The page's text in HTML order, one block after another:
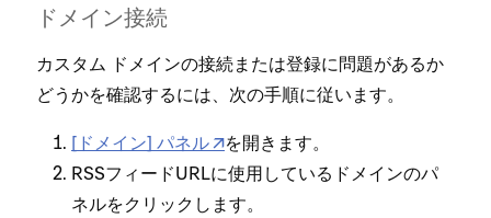
ドメイン接続
カスタム ドメインの接続または登録に問題があるか
どうかを確認するには⁠、次の手順に従います⁠。
[⁠ドメイン⁠] パネル
を開きます⁠。
RSSフ⁠ィ⁠ードURLに使用しているドメインのパ
ネルをクリ⁠ックします⁠。